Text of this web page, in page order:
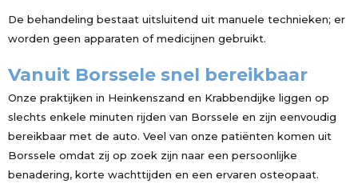
De behandeling bestaat uitsluitend uit manuele technieken; er
worden geen apparaten of medicijnen gebruikt.
Vanuit Borssele snel bereikbaar
Onze praktijken in Heinkenszand en Krabbendijke liggen op
slechts enkele minuten rijden van Borssele en zijn eenvoudig
bereikbaar met de auto. Veel van onze patiënten komen uit
Borssele omdat zij op zoek zijn naar een persoonlijke
benadering, korte wachttijden en een ervaren osteopaat.